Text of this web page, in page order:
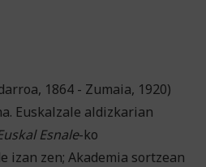
1864 - Zumaia, 1920)
Euskalzale aldizkarian
Esnale-ko
izan zen; Akademia sortzean